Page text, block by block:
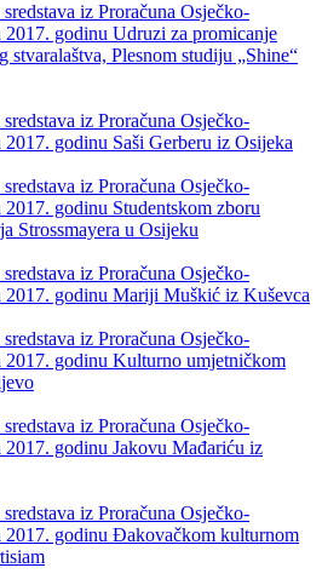
iz Proračuna Osječko-
2017. godinu Udruzi za promicanje
stvaralaštva, Plesnom studiju „Shine“
iz Proračuna Osječko-
2017. godinu Saši Gerberu iz Osijeka
iz Proračuna Osječko-
2017. godinu Studentskom zboru
Strossmayera u Osijeku
iz Proračuna Osječko-
2017. godinu Mariji Muškić iz Kuševca
iz Proračuna Osječko-
2017. godinu Kulturno umjetničkom
iz Proračuna Osječko-
2017. godinu Jakovu Mađariću iz
iz Proračuna Osječko-
2017. godinu Đakovačkom kulturnom